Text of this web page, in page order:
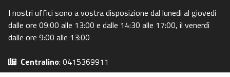
I nostri uffici sono a vostra disposizione dal lunedi al giovedi
dalle ore 09:00 alle 13:00 e dalle 14:30 alle 17:00, il venerdì
dalle ore 9:00 alle 13:00
Centralino: 0415369911